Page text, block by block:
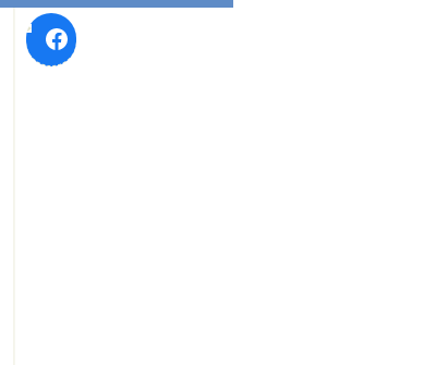
Facebook